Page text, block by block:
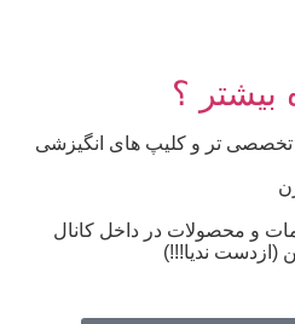
بیشتر ؟
تخصصی تر و کلیپ های انگیزشی
و محصولات در داخل کانال
(ازدست ندیا!!!)